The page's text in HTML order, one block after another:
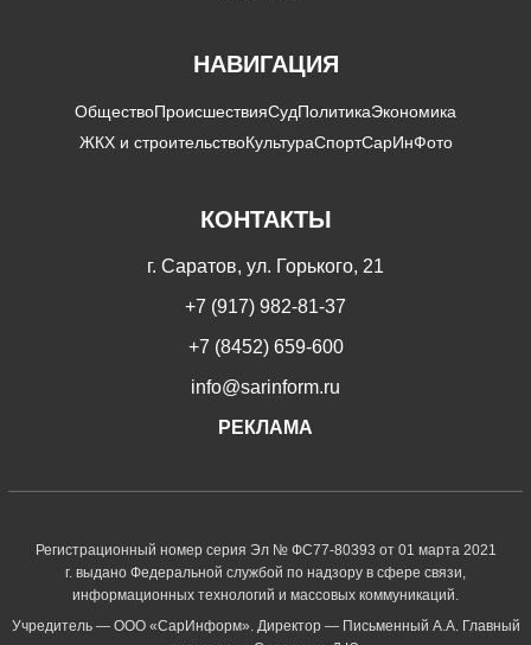
НАВИГАЦИЯ
ОбществоПроисшествияСудПолитикаЭкономика
ЖКХ и строительствоКультураСпортСарИнФото
КОНТАКТЫ
г. Саратов, ул. Горького, 21
+7 (917) 982-81-37
+7 (8452) 659-600
info@sarinform.ru
РЕКЛАМА
Регистрационный номер серия Эл № ФС77-80393 от 01 марта 2021
г. выдано Федеральной службой по надзору в сфере связи,
информационных технологий и массовых коммуникаций.
Учредитель — ООО «СарИнформ». Директор — Письменный А.А. Главный